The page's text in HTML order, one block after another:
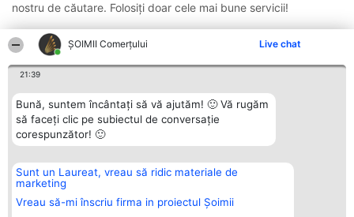
ȘOIMII Comerțului Live chat
21:39
Bună, suntem încântați să vă ajutăm! 🙂 Vă rugăm
să faceți clic pe subiectul de conversație
corespunzător! 🙂
Sunt un Laureat, vreau să ridic materiale de
marketing
Vreau să-mi înscriu firma in proiectul Șoimii
nostru de căutare. Folosiți doar cele mai bune servicii!
Organizator Ranking
BRIGHT SOLUTIONS BR SRL
Aleea Timisul De Sus 2 Bl. A30
Sc. A Et. 4 Ap. 13 Cod 061952
Plebiscyt
Lista Tuturor
Laureaților
Contact